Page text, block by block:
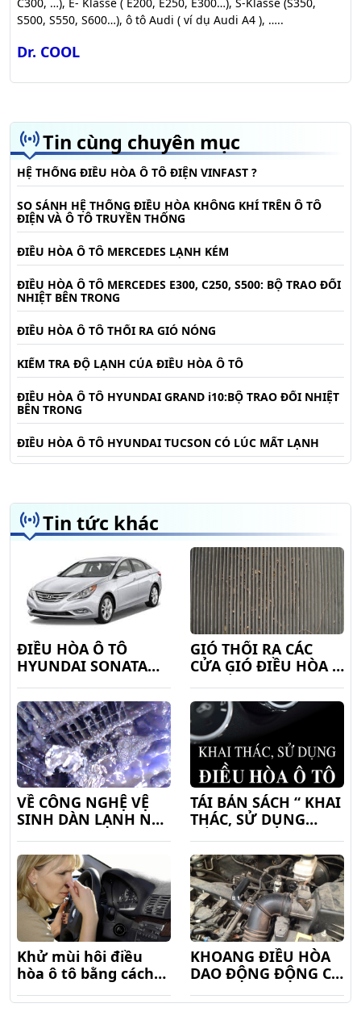
S500, S550, S600…), ô tô Audi ( ví dụ Audi A4 ), …..
Dr. COOL
Tin cùng chuyên mục
HỆ THỐNG ĐIỀU HÒA Ô TÔ ĐIỆN VINFAST ?
SO SÁNH HỆ THỐNG ĐIỀU HÒA KHÔNG KHÍ TRÊN Ô TÔ
ĐIỆN VÀ Ô TÔ TRUYỀN THỐNG
ĐIỀU HÒA Ô TÔ MERCEDES LẠNH KÉM
ĐIỀU HÒA Ô TÔ MERCEDES E300, C250, S500: BỘ TRAO ĐỔI
NHIỆT BÊN TRONG
ĐIỀU HÒA Ô TÔ THỔI RA GIÓ NÓNG
KIỂM TRA ĐỘ LẠNH CỦA ĐIỀU HÒA Ô TÔ
ĐIỀU HÒA Ô TÔ HYUNDAI GRAND i10:BỘ TRAO ĐỔI NHIỆT
BÊN TRONG
ĐIỀU HÒA Ô TÔ HYUNDAI TUCSON CÓ LÚC MẤT LẠNH
Tin tức khác
ĐIỀU HÒA Ô TÔ
HYUNDAI SONATA
NGỘT
GIÓ THỔI RA CÁC
CỬA GIÓ ĐIỀU HÒA Ô
VỀ CÔNG NGHỆ VỆ
SINH DÀN LẠNH NỘI
SOI KHÔNG THÁO
TABLO ĐỐI VỚI ĐIỀU
HÒA Ô TÔ
TÁI BẢN SÁCH “ KHAI
THÁC, SỬ DỤNG
ĐIỀU HÒA Ô TÔ”
Khử mùi hôi điều
hòa ô tô bằng cách
KHOANG ĐIỀU HÒA
DAO ĐỘNG ĐỘNG CƠ